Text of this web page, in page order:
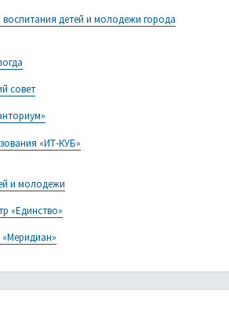
воспитания детей и молодежи города
совет
«ИТ-КУБ»
и молодежи
«Единство»